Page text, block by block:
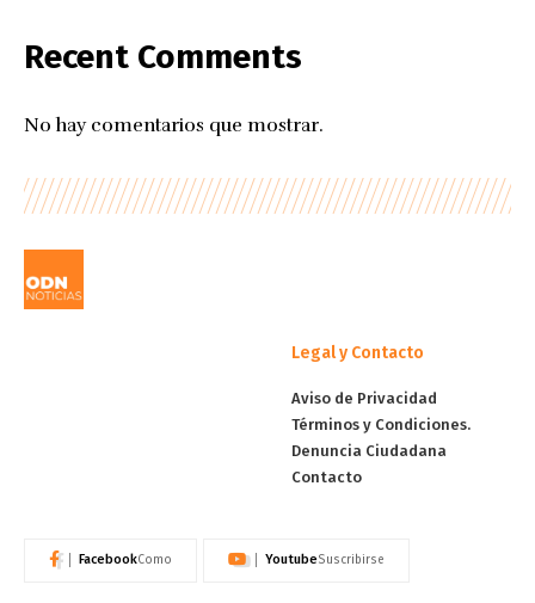
Recent Comments
No hay comentarios que mostrar.
Legal y Contacto
Aviso de Privacidad
Términos y Condiciones.
Denuncia Ciudadana
Contacto
FacebookComo YoutubeSuscribirse